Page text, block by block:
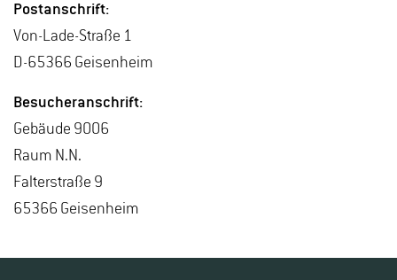
Post­an­schrift:
Von-La­de-Stra­ße 1
D-65366 Gei­sen­heim
Be­su­cher­an­schrift:
Ge­bäu­de 9006
Raum N.N.
Fal­ter­stra­ße 9
65366 Gei­sen­heim